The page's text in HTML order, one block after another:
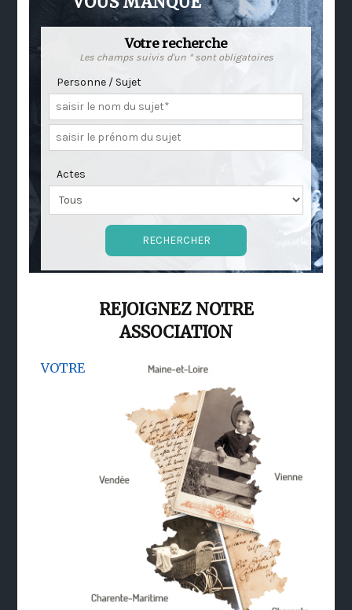
Votre recherche
Les champs suivis d'un * sont obligatoires
Personne / Sujet
Actes
REJOIGNEZ NOTRE
ASSOCIATION
VOTRE